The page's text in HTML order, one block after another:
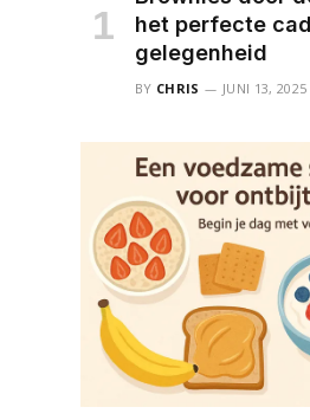
het perfecte
gelegenheid
BY CHRIS JUNI 13, 2025